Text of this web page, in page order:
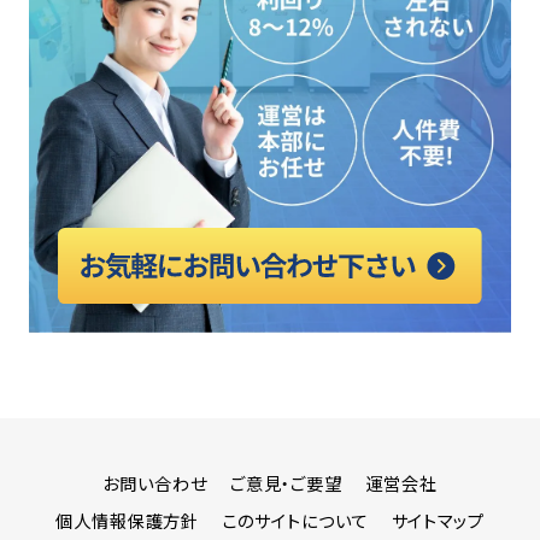
お問い合わせ ご意見・ご要望
運営会社
個人情報保護方針
このサイトについて サイトマップ